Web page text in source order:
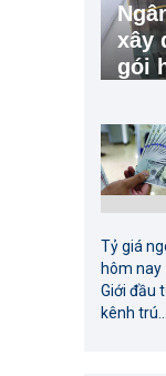
xây
gói
Tỷ giá
hôm nay
Giới đầu
kênh trú...